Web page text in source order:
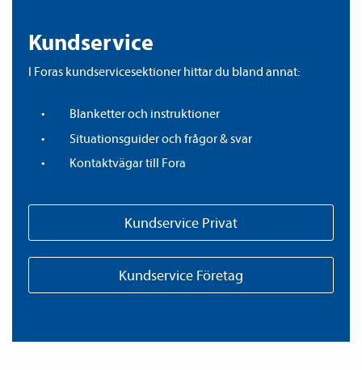
Kundservice
I Foras kundservicesektioner hittar du bland annat:
Blanketter och instruktioner
Situationsguider och frågor & svar
Kontaktvägar till Fora
Kundservice Privat
Kundservice Företag